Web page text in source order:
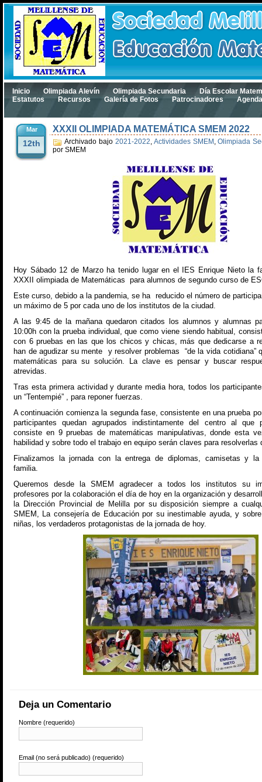
Inicio Olimpiada Alevín Olimpiada Secundaria
Día Escolar
Estatutos
Recursos Galería de Fotos Patrocinadores
Mar
12th
XXXII OLIMPIADA MATEMÁTICA SMEM 2022
Archivado bajo 2021-2022, Actividades SMEM ,Olimpiada
por SMEM
Hoy Sábado 12 de Marzo ha tenido lugar en el IES Enrique Nieto la
XXXII olimpiada de Matemáticas para alumnos de segundo curso de
Este curso, debido a la pandemia, se ha reducido el número de
un máximo de 5 por cada uno de los institutos de la ciudad.
A las 9:45 de la mañana quedaron citados los alumnos y alumnas
10:00h con la prueba individual, que como viene siendo habitual,
con 6 pruebas en las que los chicos y chicas, más que dedicarse a
han de agudizar su mente y resolver problemas “de la vida cotidiana”
matemáticas para su solución. La clave es pensar y buscar
atrevidas.
Tras esta primera actividad y durante media hora, todos los
un “Tentempié” , para reponer fuerzas.
A continuación comienza la segunda fase, consistente en una prueba
participantes quedan agrupados indistintamente del centro al que
consiste en 9 pruebas de matemáticas manipulativas, donde esta
habilidad y sobre todo el trabajo en equipo serán claves para resolverlas
Finalizamos la jornada con la entrega de diplomas, camisetas y
familia.
Queremos desde la SMEM agradecer a todos los institutos su
profesores por la colaboración el día de hoy en la organización y
la Dirección Provincial de Melilla por su disposición siempre a
SMEM, La consejería de Educación por su inestimable ayuda, y
niñas, los verdaderos protagonistas de la jornada de hoy.
Deja un Comentario
Nombre (requerido)
Email (no será publicado) (requerido)